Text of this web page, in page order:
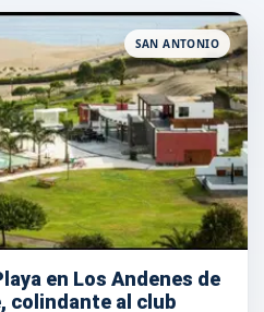
SAN ANTONIO
en Los Andenes de
colindante al club